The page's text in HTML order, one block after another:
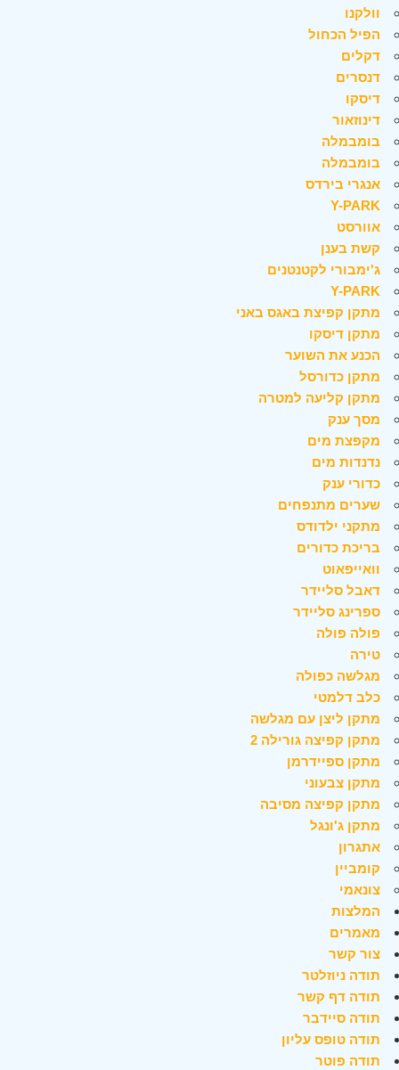
וולקנו
הפיל הכחול
דקלים
דנסרים
דיסקו
דינוזאור
בומבמלה
בומבמלה
אנגרי בירדס
Y-PARK
אוורסט
קשת בענן
ג'ימבורי לקטנטנים
Y-PARK
מתקן קפיצת באגס באני
מתקן דיסקו
הכנע את השוער
מתקן כדורסל
מתקן קליעה למטרה
מסך ענק
מקפצת מים
נדנדות מים
כדורי ענק
שערים מתנפחים
מתקני ילדודס
בריכת כדורים
וואייפאוט
דאבל סליידר
ספרינג סליידר
פולה פולה
טירה
מגלשה כפולה
כלב דלמטי
מתקן ליצן עם מגלשה
מתקן קפיצה גורילה 2
מתקן ספיידרמן
מתקן צבעוני
מתקן קפיצה מסיבה
מתקן ג'ונגל
אתגרון
קומביין
צונאמי
המלצות
מאמרים
צור קשר
תודה ניוזלטר
תודה דף קשר
תודה סיידבר
תודה טופס עליון
תודה פוטר